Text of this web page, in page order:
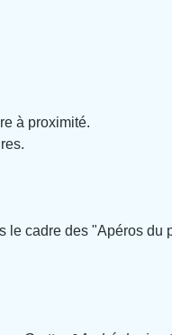
à proximité.
le cadre des "Apéros du